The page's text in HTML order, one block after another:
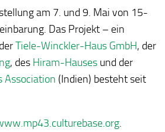
am 7. und 9. Mai von 15-
Das Projekt – ein
Tiele-Winckler-Haus GmbH, der
, des Hiram-Hauses und der
Association (Indien) besteht seit
.